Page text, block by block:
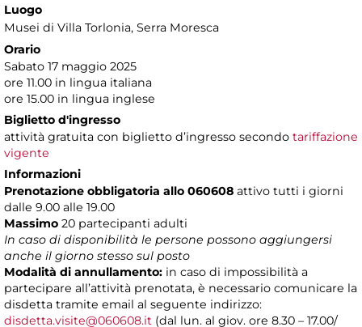
Luogo
Musei di Villa Torlonia, Serra Moresca
Orario
Sabato 17 maggio 2025
ore 11.00 in lingua italiana
ore 15.00 in lingua inglese
Biglietto d'ingresso
attività gratuita con biglietto d’ingresso secondo tariffazione
vigente
Informazioni
Prenotazione obbligatoria allo 060608 attivo tutti i giorni
dalle 9.00 alle 19.00
Massimo 20 partecipanti adulti
In caso di disponibilità le persone possono aggiungersi
anche il giorno stesso sul posto
Modalità di annullamento: in caso di impossibilità a
partecipare all’attività prenotata, è necessario comunicare la
disdetta tramite email al seguente indirizzo:
disdetta.visite@060608.it (dal lun. al giov. ore 8.30 – 17.00/